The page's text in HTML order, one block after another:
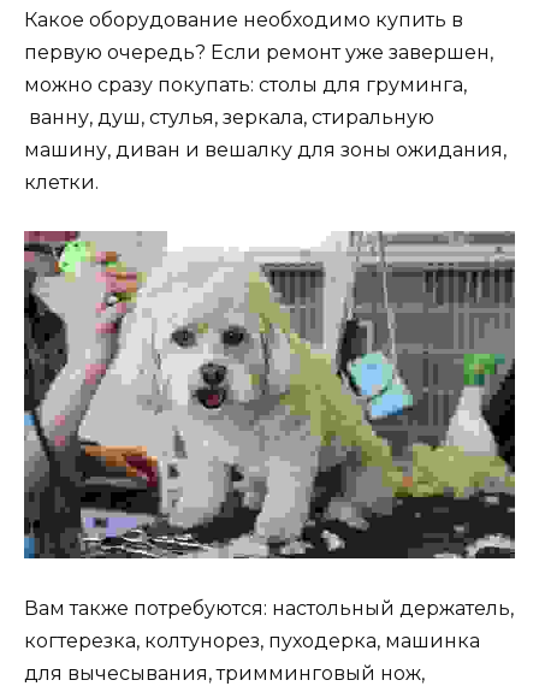
Какое оборудование необходимо купить в
первую очередь? Если ремонт уже завершен,
можно сразу покупать: столы для груминга,
ванну, душ, стулья, зеркала, стиральную
машину, диван и вешалку для зоны ожидания,
клетки.
Вам также потребуются: настольный держатель,
когтерезка, колтунорез, пуходерка, машинка
для вычесывания, тримминговый нож,